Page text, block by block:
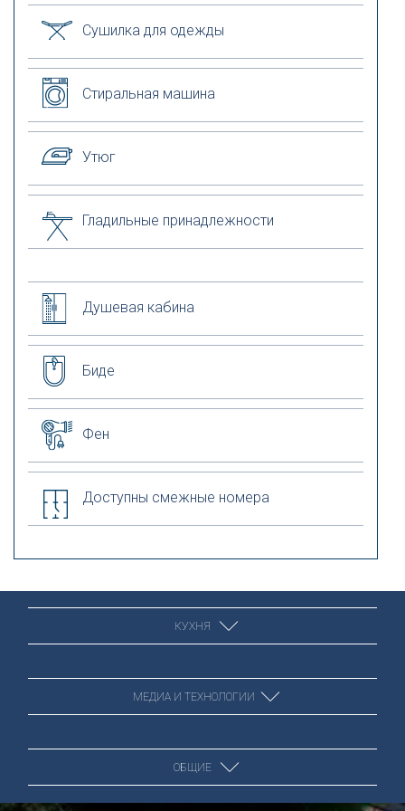
Сушилка для одежды
Стиральная машина
Утюг
Гладильные принадлежности
Душевая кабина
Биде
Фен
Доступны смежные номера
КУХНЯ
МЕДИА И ТЕХНОЛОГИИ
Wi-Fi
ОБЩИЕ